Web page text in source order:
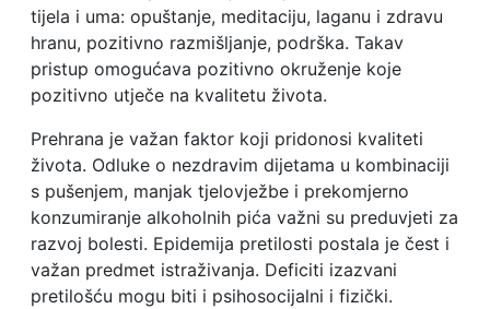
tijela i uma: opuštanje, meditaciju, laganu i zdravu
hranu, pozitivno razmišljanje, podrška. Takav
pristup omogućava pozitivno okruženje koje
pozitivno utječe na kvalitetu života.
Prehrana je važan faktor koji pridonosi kvaliteti
života. Odluke o nezdravim dijetama u kombinaciji
s pušenjem, manjak tjelovježbe i prekomjerno
konzumiranje alkoholnih pića važni su preduvjeti za
razvoj bolesti. Epidemija pretilosti postala je čest i
važan predmet istraživanja. Deficiti izazvani
pretilošću mogu biti i psihosocijalni i fizički.